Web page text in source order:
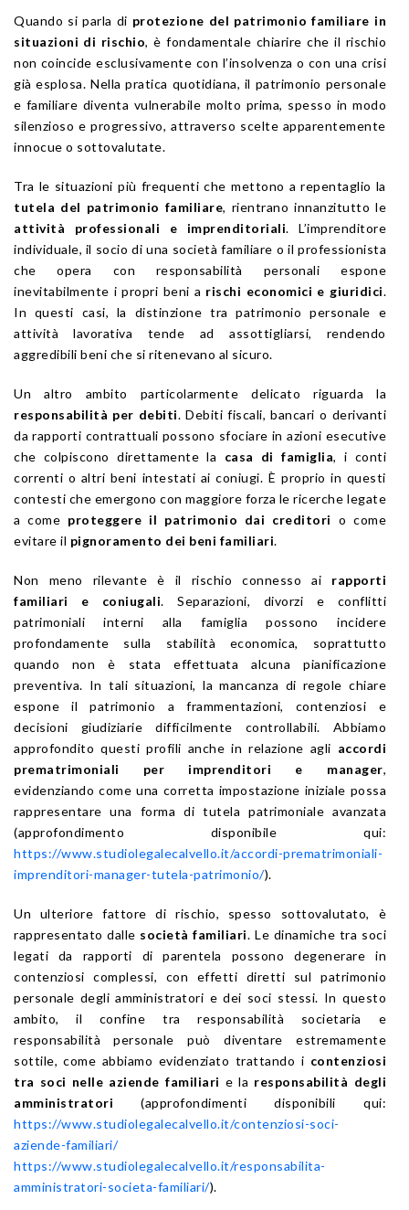
Quando si parla di protezione del patrimonio familiare in
situazioni di rischio, è fondamentale chiarire che il rischio
non coincide esclusivamente con l’insolvenza o con una crisi
già esplosa. Nella pratica quotidiana, il patrimonio personale
e familiare diventa vulnerabile molto prima, spesso in modo
silenzioso e progressivo, attraverso scelte apparentemente
innocue o sottovalutate.
Tra le situazioni più frequenti che mettono a repentaglio la
tutela del patrimonio familiare, rientrano innanzitutto le
attività professionali e imprenditoriali. L’imprenditore
individuale, il socio di una società familiare o il professionista
che opera con responsabilità personali espone
inevitabilmente i propri beni a rischi economici e giuridici.
In questi casi, la distinzione tra patrimonio personale e
attività lavorativa tende ad assottigliarsi, rendendo
aggredibili beni che si ritenevano al sicuro.
Un altro ambito particolarmente delicato riguarda la
responsabilità per debiti. Debiti fiscali, bancari o derivanti
da rapporti contrattuali possono sfociare in azioni esecutive
che colpiscono direttamente la casa di famiglia, i conti
correnti o altri beni intestati ai coniugi. È proprio in questi
contesti che emergono con maggiore forza le ricerche legate
a come proteggere il patrimonio dai creditori o come
evitare il pignoramento dei beni familiari.
Non meno rilevante è il rischio connesso ai rapporti
familiari e coniugali. Separazioni, divorzi e conflitti
patrimoniali interni alla famiglia possono incidere
profondamente sulla stabilità economica, soprattutto
quando non è stata effettuata alcuna pianificazione
preventiva. In tali situazioni, la mancanza di regole chiare
espone il patrimonio a frammentazioni, contenziosi e
decisioni giudiziarie difficilmente controllabili. Abbiamo
approfondito questi profili anche in relazione agli accordi
prematrimoniali per imprenditori e manager,
evidenziando come una corretta impostazione iniziale possa
rappresentare una forma di tutela patrimoniale avanzata
(approfondimento disponibile qui:
https://www.studiolegalecalvello.it/accordi-prematrimoniali-
imprenditori-manager-tutela-patrimonio/).
Un ulteriore fattore di rischio, spesso sottovalutato, è
rappresentato dalle società familiari. Le dinamiche tra soci
legati da rapporti di parentela possono degenerare in
contenziosi complessi, con effetti diretti sul patrimonio
personale degli amministratori e dei soci stessi. In questo
ambito, il confine tra responsabilità societaria e
responsabilità personale può diventare estremamente
sottile, come abbiamo evidenziato trattando i contenziosi
tra soci nelle aziende familiari e la responsabilità degli
amministratori(approfondimenti disponibili qui:
https://www.studiolegalecalvello.it/contenziosi-soci-
aziende-familiari/
https://www.studiolegalecalvello.it/responsabilita-
amministratori-societa-familiari/).